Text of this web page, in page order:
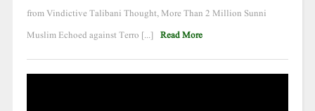
from Vindictive Talibani Thought, More Than 2 Million Sunni
Muslim Echoed against Terro [...] Read More